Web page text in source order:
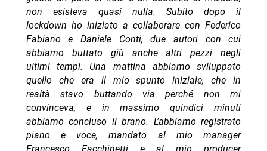
non esisteva quasi nulla. Subito dopo il
lockdown ho iniziato a collaborare con Federico
Fabiano e Daniele Conti, due autori con cui
abbiamo buttato giù anche altri pezzi negli
ultimi tempi. Una mattina abbiamo sviluppato
quello che era il mio spunto iniziale, che in
realtà stavo buttando via perché non mi
convinceva, e in massimo quindici minuti
abbiamo concluso il brano. L’abbiamo registrato
piano e voce, mandato al mio manager